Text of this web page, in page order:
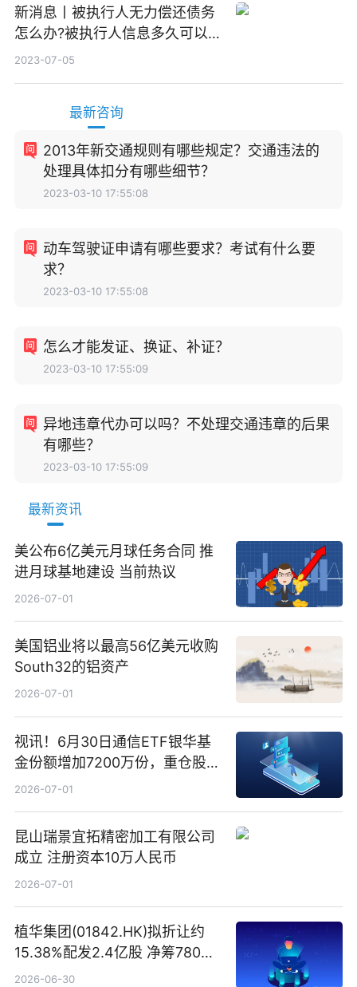
新消息丨被执行人无力偿还债务
怎么办?被执行人信息多久可以
消除?
2023-07-05
最新咨询
2013年新交通规则有哪些规定？交通违法的
处理具体扣分有哪些细节？
2023-03-10 17:55:08
动车驾驶证申请有哪些要求？考试有什么要
求？
2023-03-10 17:55:08
怎么才能发证、换证、补证？
2023-03-10 17:55:09
异地违章代办可以吗？不处理交通违章的后果
有哪些？
2023-03-10 17:55:09
最新资讯
美公布6亿美元月球任务合同 推
进月球基地建设 当前热议
2026-07-01
美国铝业将以最高56亿美元收购
South32的铝资产
2026-07-01
视讯！6月30日通信ETF银华基
金份额增加7200万份，重仓股新
易盛、中际旭创、立讯精密
2026-07-01
昆山瑞景宜拓精密加工有限公司
成立 注册资本10万人民币
2026-07-01
植华集团(01842.HK)拟折让约
15.38%配发2.4亿股 净筹780万
港元
2026-06-30